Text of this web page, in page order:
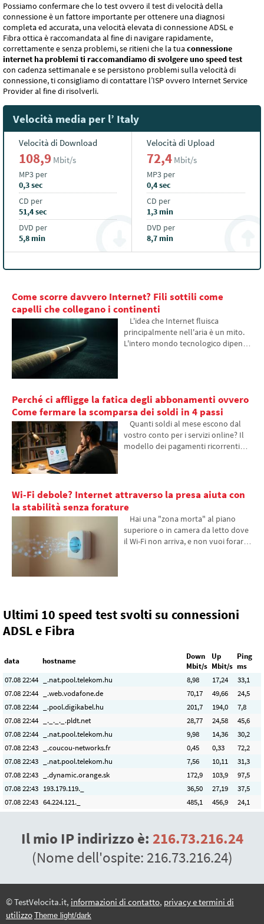
Possiamo confermare che lo test ovvero il test di velocità della
connessione è un fattore importante per ottenere una diagnosi
completa ed accurata, una velocità elevata di connessione ADSL e
Fibra ottica è raccomandata al fine di navigare rapidamente,
correttamente e senza problemi, se ritieni che la tuaconnessione
internet ha problemi ti raccomandiamo di svolgere uno speed test
con cadenza settimanale e se persistono problemi sulla velocità di
connessione, ti consigliamo di contattare l’ISP ovvero Internet Service
Provider al fine di risolverli.
Velocità media per l’ Italy
Velocità di Download
108,9 Mbit/s
MP3 per
0,3 sec
CD per
51,4 sec
DVD per
5,8 min
Velocità di Upload
72,4 Mbit/s
MP3 per
0,4 sec
CD per
1,3 min
DVD per
8,7 min
Come scorre davvero Internet? Fili sottili come
capelli che collegano i continenti
L'idea che Internet fluisca
principalmente nell'aria è un mito.
L'intero mondo tecnologico dipende
funzionano le fibre ottiche, cosa
comporta la loro posa dalle navi e
come gli abissi degli oceani sono
diventati un campo di battaglia
geopolitico.
Perché ci affligge la fatica degli abbonamenti ovvero
Come fermare la scomparsa dei soldi in 4 passi
Quanti soldi al mese escono dal
vostro conto per i servizi online? Il
modello dei pagamenti ricorrenti
gradualmente in somme
inaspettatamente alte. Nel testo ci
basiamo su dati freschi del 2026,
mostreremo il divario abissale tra le
nostre stime e la realtà, e offriremo
quattro passi concreti per tenere
Wi-Fi debole? Internet attraverso la presa aiuta con
la stabilità senza forature
Hai una "zona morta" al piano
superiore o in camera da letto dove
il Wi-Fi non arriva, e non vuoi forare i
funziona un moderno adattatore
powerline, perché riesce a gestire lo
installazioni in alluminio.
Ultimi 10 speed test svolti su connessioni
ADSL e Fibra
data hostname
Down
Mbit/s
Up
Mbit/s
Ping
ms
07.08 22:44
_.nat.pool.telekom.hu 8,98 17,24
33,1
07.08 22:44
_.web.vodafone.de 70,17 49,66
24,5
07.08 22:44
_.pool.digikabel.hu 201,7 194,0
7,8
07.08 22:44
_._._._.pldt.net 28,77 24,58
45,6
07.08 22:44
_.nat.pool.telekom.hu 9,98 14,36
30,2
07.08 22:43
_.coucou-networks.fr 0,45 0,33
72,2
07.08 22:43
_.nat.pool.telekom.hu 7,56 10,11
31,3
07.08 22:43
_.dynamic.orange.sk 172,9 103,9
97,5
07.08 22:43 193.179.119._ 36,50 27,19
37,5
07.08 22:43 64.224.121._ 485,1 456,9 24,1
Il mio IP indirizzo è: 216.73.216.24
(Nome dell'ospite: 216.73.216.24)
© TestVelocita.it, informazioni di contatto, privacy e termini di
utilizzo Theme light/dark